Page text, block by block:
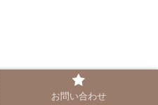
お問い合わせ